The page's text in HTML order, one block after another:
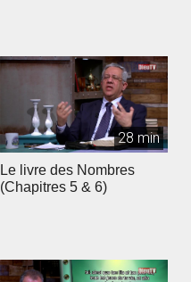
28 min
Le livre des Nombres
(Chapitres 5 & 6)